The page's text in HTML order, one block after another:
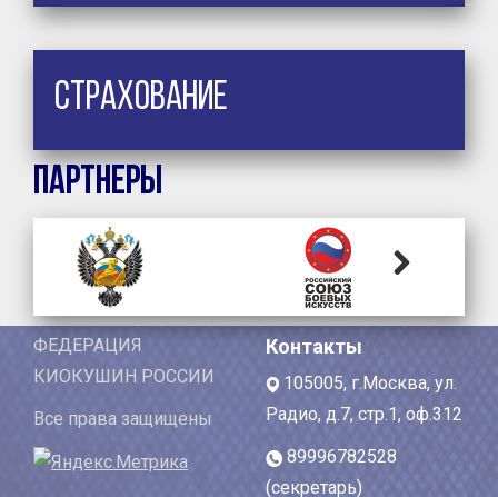
Страхование
Партнеры
ФЕДЕРАЦИЯ
КИОКУШИН РОССИИ
Все права защищены
Контакты
105005, г.Москва, ул.
Радио, д.7, стр.1, оф.312
89996782528
(секретарь)